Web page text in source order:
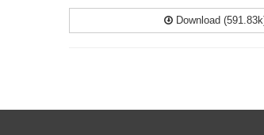
Download